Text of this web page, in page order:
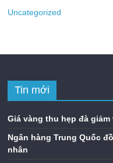
Uncategorized
Tin mới
Giá vàng thu hẹp đà
Ngân hàng Trung Quốc
nhân